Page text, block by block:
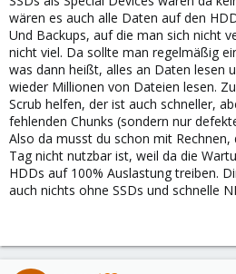
wären es auch alle Daten auf den
Und Backups, auf die man sich nicht
nicht viel. Da sollte man regelmäßig
was dann heißt, alles an Daten lesen
wieder Millionen von Dateien lesen.
Scrub helfen, der ist auch schneller,
fehlenden Chunks (sondern nur
Also da musst du schon mit
Tag nicht nutzbar ist, weil da die
HDDs auf 100% Auslastung treiben.
auch nichts ohne SSDs und schnelle